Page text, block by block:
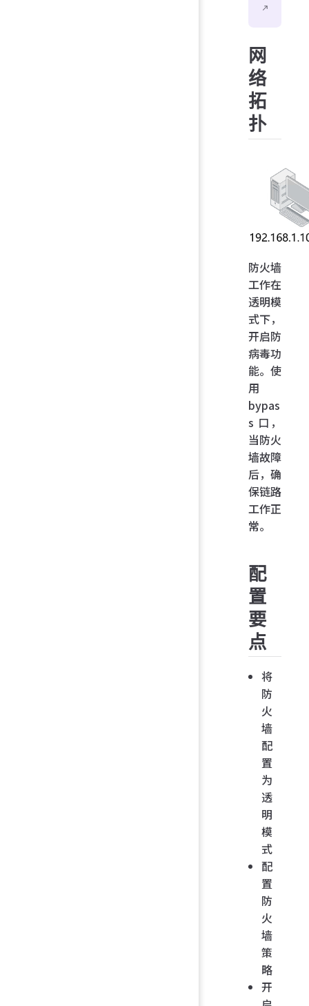
网
络
拓
扑
防火墙
工作在
透明模
式下，
开启防
病毒功
能。使
用
bypas
s 口，
当防火
墙故障
后，确
保链路
工作正
常。
配
置
要
点
将
防
火
墙
配
置
为
透
明
模
式
配
置
防
火
墙
策
略
开